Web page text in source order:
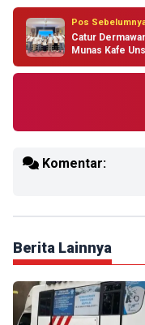
Pos
Catur
Munas Kafe
Komentar:
Berita Lainnya